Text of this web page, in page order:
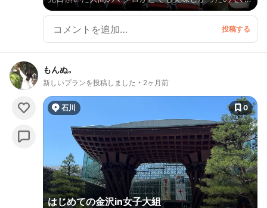
回は三崎のマグロに挑戦。こちらもとても美味しかっ
たです。 お店では、ノートが9時に出されていたので、
記帳後、付近の観光ができてよかったです。 駐車場が
あるのもポイント高いです。 後、開店5分前にマグロの
カブトの解体ショーも見れて それも楽しかったです。
城ヶ島は初めてでした。 馬の背とか見れてよかったで
す。 灯台が工事中で入れなかったのは残念。
もんぬ。
新しいプランを投稿しました 2ヶ月前
石川 0
はじめての金沢in女子大組